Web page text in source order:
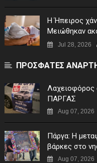
Η Ήπειρος
Μειώθηκαν
πρώτοJul 28, 2026
ΠΡΟΣΦΑΤΕΣ
Λαχειοφόρος
ΠΑΡΓΑΣ
Aug 07, 2026
Πάργα: Η
βάρκες στο
Aug 07, 2026